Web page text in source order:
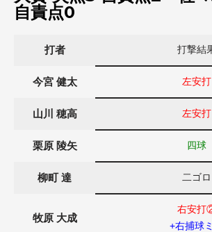
自責点0
打者 打撃結
今宮 健太 左安打
山川 穂高 左安打
栗原 陵矢 四球
柳町 達 二ゴロ
牧原 大成
右安打
+右捕球